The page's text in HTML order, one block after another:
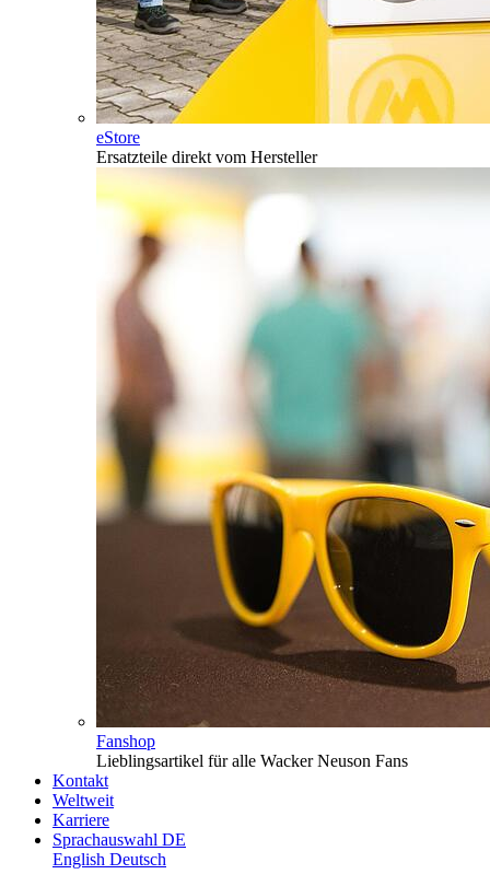
eStore
Ersatzteile direkt vom Hersteller
Fanshop
Lieblingsartikel für alle Wacker Neuson Fans
Kontakt
Weltweit
Karriere
Sprachauswahl DE
English Deutsch